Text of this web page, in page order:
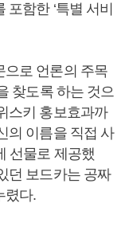
함한 ‘특별 서비
으로 언론의 주목
찾도록 하는 것으
스키 홍보효과까
의 이름을 직접 사
선물로 제공했
던 보드카는 공짜
렸다.